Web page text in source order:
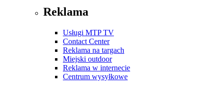
Reklama
Usługi MTP TV
Contact Center
Reklama na targach
Miejski outdoor
Reklama w internecie
Centrum wysyłkowe